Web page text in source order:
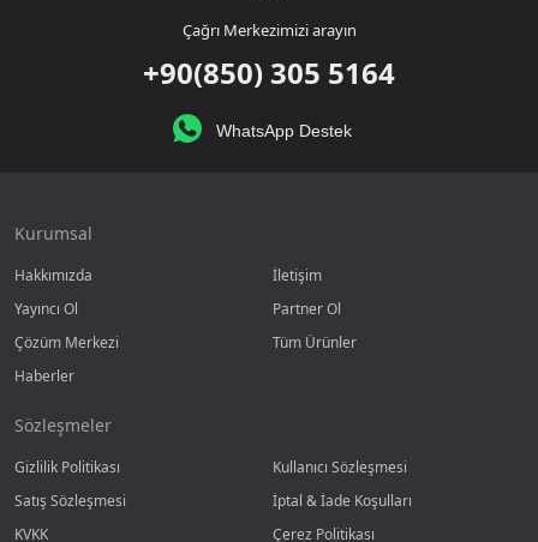
Çağrı Merkezimizi arayın
+90(850) 305 5164
WhatsApp Destek
Kurumsal
Hakkımızda
İletişim
Yayıncı Ol
Partner Ol
Çözüm Merkezi
Tüm Ürünler
Haberler
Sözleşmeler
Gizlilik Politikası
Kullanıcı Sözleşmesi
Satış Sözleşmesi
İptal & İade Koşulları
KVKK
Çerez Politikası